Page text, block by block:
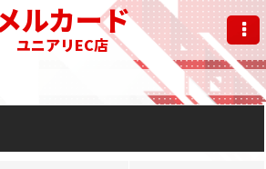
ルカード
ユニアリEC店